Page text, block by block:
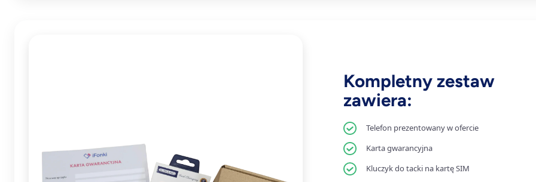
Kompletny zestaw
zawiera:
Telefon prezentowany w ofercie
Karta gwarancyjna
Kluczyk do tacki na kartę SIM